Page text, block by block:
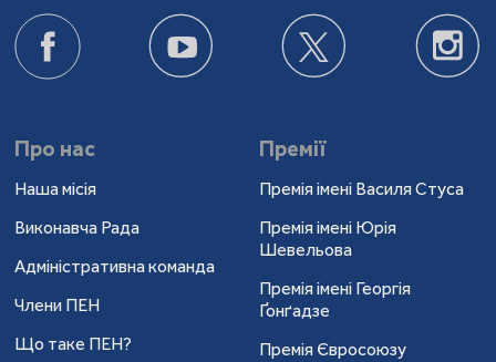
Про нас
Наша місія
Виконавча Рада
Адміністративна команда
Члени ПЕН
Що таке ПЕН?
Премії
Премія імені Василя Стуса
Премія імені Юрія
Шевельова
Премія імені Георгія
Ґонґадзе
Премія Євросоюзу